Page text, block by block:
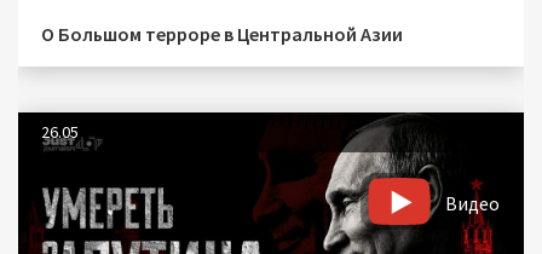
О Большом терроре в Центральной Азии
26.05
Видео